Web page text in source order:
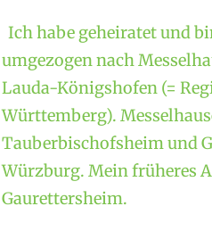
Ich habe geheiratet und
umgezogen nach
Lauda-Königshofen (=
Württemberg).
Tauberbischofsheim und
Würzburg. Mein früheres
Gaurettersheim.